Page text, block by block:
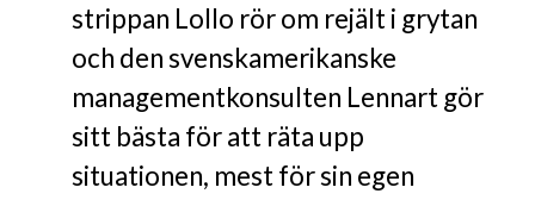
strippan Lollo rör om rejält i grytan
och den svenskamerikanske
managementkonsulten Lennart gör
sitt bästa för att räta upp
situationen, mest för sin egen